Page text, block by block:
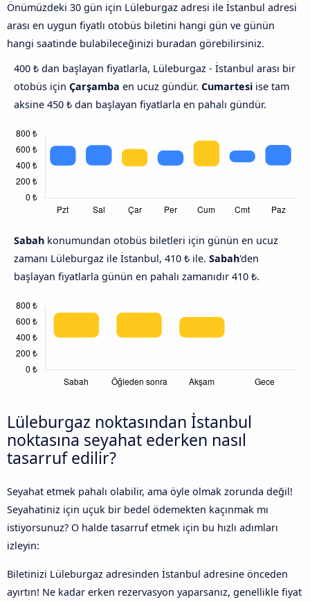
Önümüzdeki 30 gün için Lüleburgaz adresi ile İstanbul adresi
arası en uygun fiyatlı otobüs biletini hangi gün ve günün
hangi saatinde bulabileceğinizi buradan görebilirsiniz.
400 ₺ dan başlayan fiyatlarla, Lüleburgaz - İstanbul arası bir
otobüs için Çarşamba en ucuz gündür. Cumartesi ise tam
aksine 450 ₺ dan başlayan fiyatlarla en pahalı gündür.
Sabah konumundan otobüs biletleri için günün en ucuz
zamanı Lüleburgaz ile İstanbul, 410 ₺ ile. Sabah'den
başlayan fiyatlarla günün en pahalı zamanıdır 410 ₺.
Lüleburgaz noktasından İstanbul
noktasına seyahat ederken nasıl
tasarruf edilir?
Seyahat etmek pahalı olabilir, ama öyle olmak zorunda değil!
Seyahatiniz için uçuk bir bedel ödemekten kaçınmak mı
istiyorsunuz? O halde tasarruf etmek için bu hızlı adımları
izleyin:
Biletinizi Lüleburgaz adresinden İstanbul adresine önceden
ayırtın! Ne kadar erken rezervasyon yaparsanız, genellikle fiyat